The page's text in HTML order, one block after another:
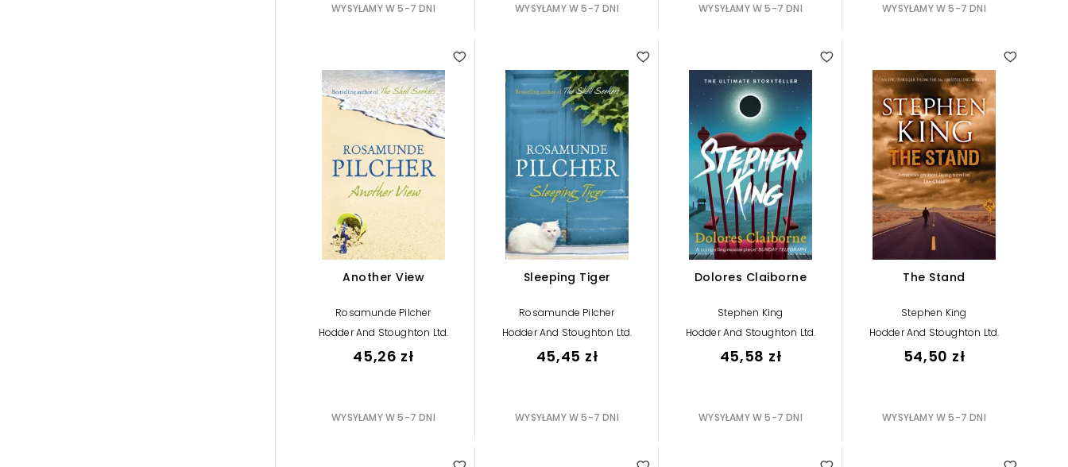
WYSYŁAMY W 5-7 DNI WYSYŁAMY W 5-7 DNI WYSYŁAMY W 5-7 DNI WYSYŁAMY W 5-7 DNI
Another View
Rosamunde Pilcher
Hodder And Stoughton Ltd.
45,26 zł
WYSYŁAMY W 5-7 DNI
Sleeping Tiger
Rosamunde Pilcher
Hodder And Stoughton Ltd.
45,45 zł
WYSYŁAMY W 5-7 DNI
Dolores Claiborne
Stephen King
Hodder And Stoughton Ltd.
45,58 zł
WYSYŁAMY W 5-7 DNI
The Stand
Stephen King
Hodder And Stoughton Ltd.
54,50 zł
WYSYŁAMY W 5-7 DNI